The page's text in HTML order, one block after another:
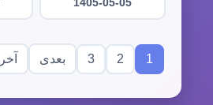
1
2
3 بعدی آخر